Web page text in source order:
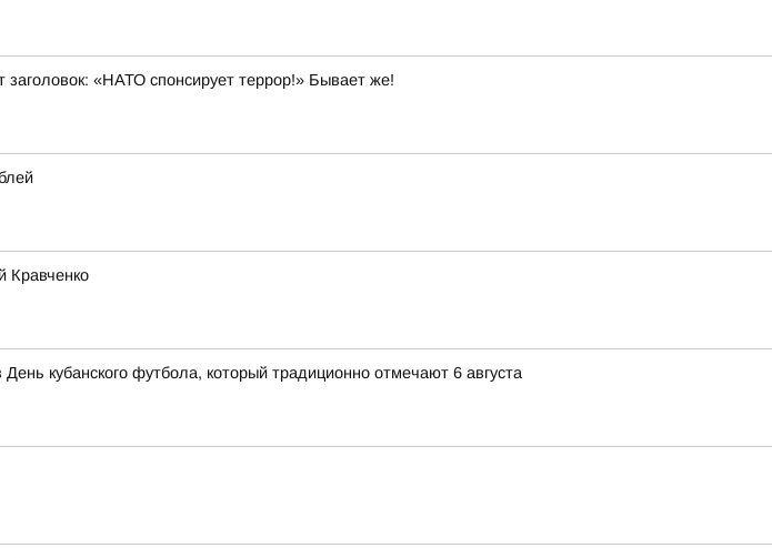
«НАТО спонсирует террор!» Бывает же!
Кравченко
кубанского футбола, который традиционно отмечают 6 августа